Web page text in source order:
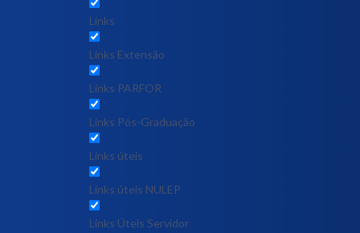
Links
Links Extensão
Links PARFOR
Links Pós-Graduação
Links úteis
Links úteis NULEP
Links Úteis Servidor